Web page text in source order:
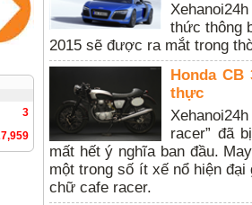
3
thức thông
2015 sẽ được ra mắt trong
Honda CB
thực
racer” đã
mất hết ý nghĩa ban đầu.
một trong số ít xế nổ hiện
chữ cafe racer.